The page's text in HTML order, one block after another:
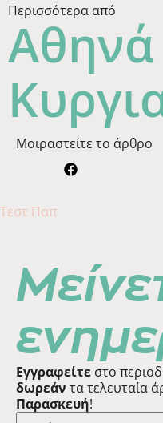
Περισσότερα από
Αθηνά
Μοιραστείτε το άρθρο
Τεστ Παπ
Εγγραφείτε στο
δωρεάν τα τελευταία
Παρασκευή!